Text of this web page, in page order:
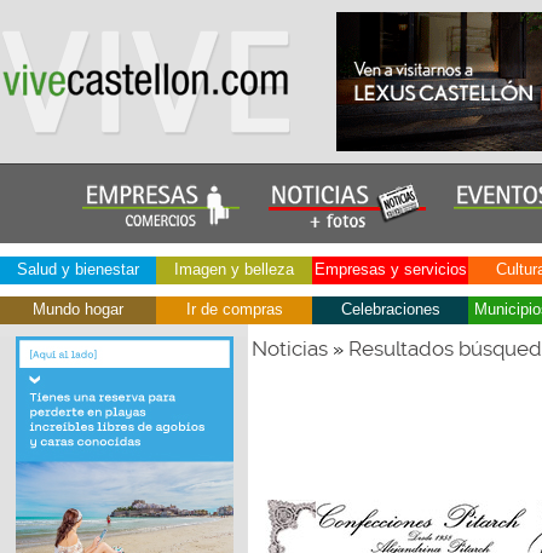
Salud y bienestar Imagen y belleza Empresas y servicios
Mundo hogar Ir de compras Celebraciones
Noticias» Resultados